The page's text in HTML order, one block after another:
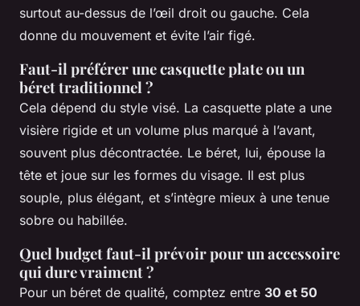
surtout au-dessus de l’œil droit ou gauche. Cela
donne du mouvement et évite l’air figé.
Faut-il préférer une casquette plate ou un
béret traditionnel ?
Cela dépend du style visé. La casquette plate a une
visière rigide et un volume plus marqué à l’avant,
souvent plus décontractée. Le béret, lui, épouse la
tête et joue sur les formes du visage. Il est plus
souple, plus élégant, et s’intègre mieux à une tenue
sobre ou habillée.
Quel budget faut-il prévoir pour un accessoire
qui dure vraiment ?
Pour un béret de qualité, comptez entre 30 et 50